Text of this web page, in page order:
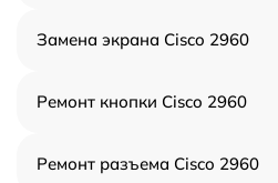
Замена экрана Cisco 2960
Ремонт кнопки Cisco 2960
Ремонт разъема Cisco 2960